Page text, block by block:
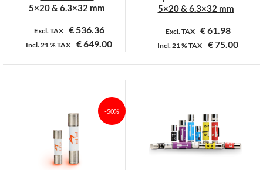
productpagina
productpagina
5×20 & 6.3×32 mm
Excl. TAX €536.36
Incl.21 %TAX €649.00
Dit
meerdere
variaties.
Deze
optie
kan
5×20 & 6.3×32 mm
Excl. TAX €61.98
Incl.21 %TAX €75.00
Dit
variaties.
Deze
optie
-50%